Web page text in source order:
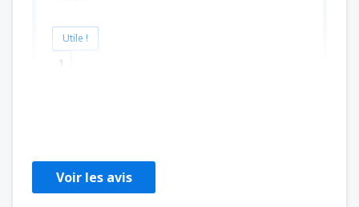
Utile !
1
Voir les avis